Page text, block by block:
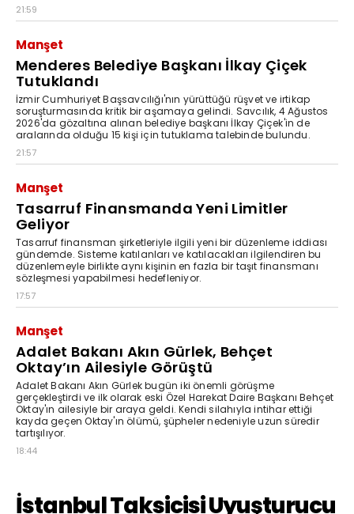
21:59
Manşet
Menderes Belediye Başkanı İlkay Çiçek
Tutuklandı
İzmir Cumhuriyet Başsavcılığı'nın yürüttüğü rüşvet ve irtikap
soruşturmasında kritik bir aşamaya gelindi. Savcılık, 4 Ağustos
2026'da gözaltına alınan belediye başkanı İlkay Çiçek'in de
aralarında olduğu 15 kişi için tutuklama talebinde bulundu.
21:57
Manşet
Tasarruf Finansmanda Yeni Limitler
Geliyor
Tasarruf finansman şirketleriyle ilgili yeni bir düzenleme iddiası
gündemde. Sisteme katılanları ve katılacakları ilgilendiren bu
düzenlemeyle birlikte aynı kişinin en fazla bir taşıt finansmanı
sözleşmesi yapabilmesi hedefleniyor.
17:57
Manşet
Adalet Bakanı Akın Gürlek, Behçet
Oktay’ın Ailesiyle Görüştü
Adalet Bakanı Akın Gürlek bugün iki önemli görüşme
gerçekleştirdi ve ilk olarak eski Özel Harekat Daire Başkanı Behçet
Oktay'ın ailesiyle bir araya geldi. Kendi silahıyla intihar ettiği
kayda geçen Oktay'ın ölümü, şüpheler nedeniyle uzun süredir
tartışılıyor.
18:44